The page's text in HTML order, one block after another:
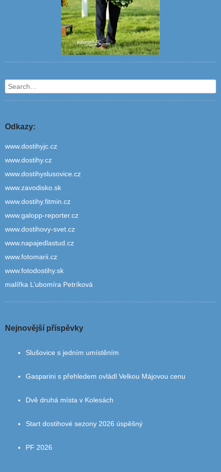
Search
Odkazy:
www.dostihyjc.cz
www.dostihy.cz
www.dostihyslusovice.cz
www.zavodisko.sk
www.dostihy.fitmin.cz
www.galopp-reporter.cz
www.dostihovy-svet.cz
www.napajedlastud.cz
www.fotomarii.cz
www.fotodostihy.sk
malířka L’ubomíra Petríková
Nejnovější příspěvky
Slušovice s jedním umístěním
Gasparini s přehledem ovládl Velkou Májovou cenu
Dvě druhá místa v Kolesách
Start dostihové sezony 2026 úspěšný
PF 2026